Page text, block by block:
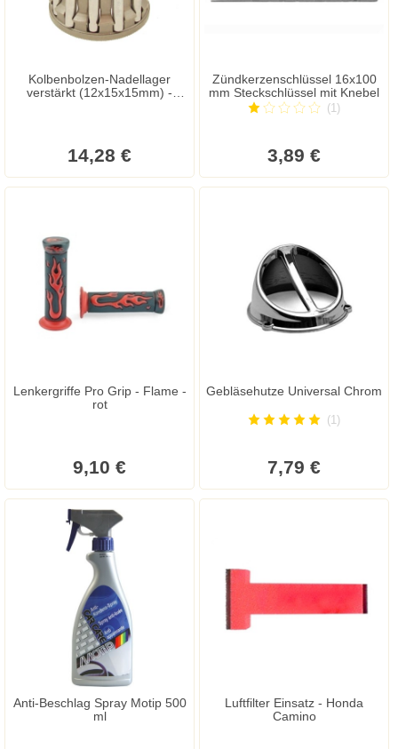
Kolbenbolzen-Nadellager
verstärkt (12x15x15mm) -
14,28 €
Zündkerzenschlüssel 16x100
mm Steckschlüssel mit Knebel
(1)
3,89 €
Lenkergriffe Pro Grip - Flame -
rot
9,10 €
Gebläsehutze Universal Chrom
(1)
7,79 €
Anti-Beschlag Spray Motip 500
ml
Luftfilter Einsatz - Honda
Camino